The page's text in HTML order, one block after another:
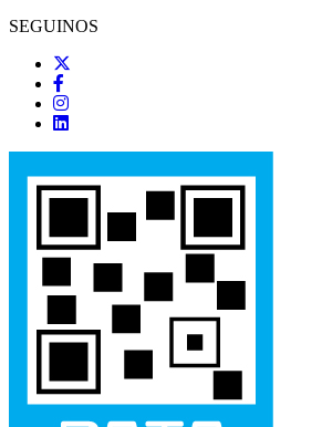
SEGUINOS